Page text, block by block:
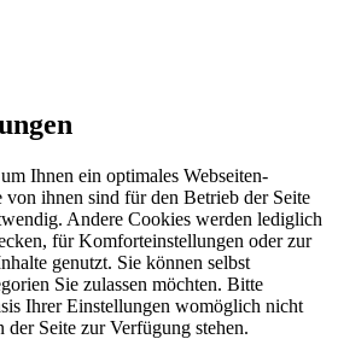
Ihnen ein optimales Webseiten-
ihnen sind für den Betrieb der Seite
Andere Cookies werden lediglich
für Komforteinstellungen oder zur
genutzt. Sie können selbst
Sie zulassen möchten. Bitte
Ihrer Einstellungen womöglich nicht
Seite zur Verfügung stehen.